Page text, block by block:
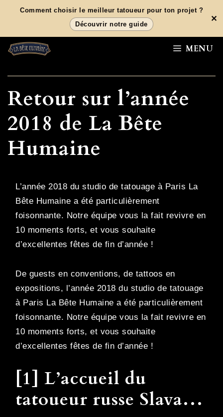
contenu
Comment choisir le meilleur tatoueur pour ton projet ?
Découvrir notre guide
✕
MENU
Retour sur l’année
2018 de La Bête
Humaine
L’année 2018 du studio de tatouage à Paris La
Bête Humaine a été particulièrement
foisonnante. Notre équipe vous la fait revivre en
10 moments forts, et vous souhaite
d’excellentes fêtes de fin d’année !
De guests en conventions, de tattoos en
expositions, l’année 2018 du studio de tatouage
à Paris La Bête Humaine a été particulièrement
foisonnante. Notre équipe vous la fait revivre en
10 moments forts, et vous souhaite
d’excellentes fêtes de fin d’année !
[1] L’accueil du
tatoueur russe Slava…